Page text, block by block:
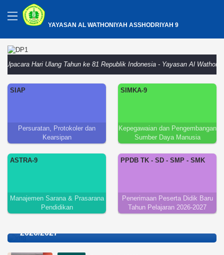
YAYASAN AL WATHONIYAH ASSHODRIYAH 9
Hari Ulang Tahun ke 81 Republik Indonesia - Yayasan Al Wathoniyah
SIAP
Persuratan, Protokoler dan
Kearsipan
SIMKA-9
Kepegawaian dan Pengembangan
Sumber Daya Manusia
ASTRA-9
Manajemen Sarana & Prasarana
Pendidikan
PPDB TK - SD - SMP - SMK
Penerimaan Peserta Didik Baru
Tahun Pelajaran 2026-2027
SMK DP -2 Kamis, 23 Juli 2026
2026/2027